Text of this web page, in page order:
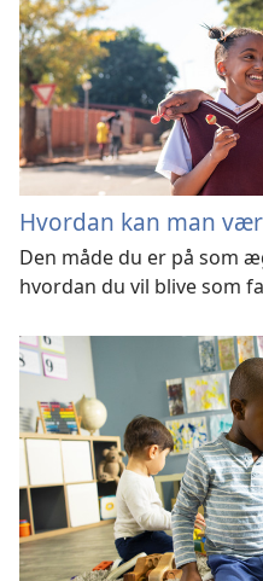
Hvordan kan man
Den måde du er på som
hvordan du vil blive som